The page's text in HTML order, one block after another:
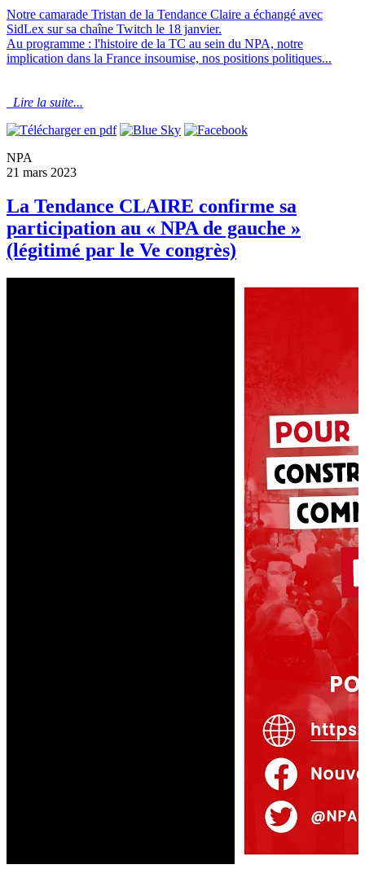
Notre camarade Tristan de la Tendance Claire a échangé avec
SidLex sur sa chaîne Twitch le 18 janvier.
Au programme : l'histoire de la TC au sein du NPA, notre
implication dans la France insoumise, nos positions politiques...
Lire la suite...
NPA
21 mars 2023
La Tendance CLAIRE confirme sa
participation au « NPA de gauche »
(légitimé par le Ve congrès)